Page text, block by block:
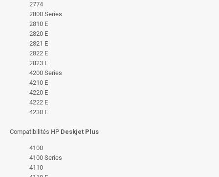
2774
2800 Series
2810 E
2820 E
2821 E
2822 E
2823 E
4200 Series
4210 E
4220 E
4222 E
4230 E
Compatibilités HP Deskjet Plus
4100
4100 Series
4110